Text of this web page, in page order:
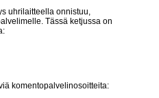
uhrilaitteella onnistuu,
Tässä ketjussa on
komentopalvelinosoitteita: